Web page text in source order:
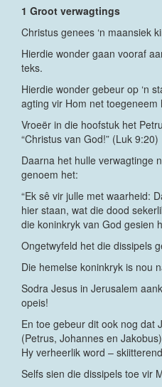
1 Groot verwagtings
Christus genees ‘n maansiek
Hierdie wonder gaan vooraf
teks.
Hierdie wonder gebeur op ‘n
agting vir Hom net toegeneem
Vroeër in die hoofstuk het
“Christus van God!” (Luk 9:20)
Daarna het hulle verwagtinge
genoem het:
“Ek sê vir julle met waarheid:
hier staan, wat die dood
die koninkryk van God gesien
Ongetwyfeld het die dissipels
Die hemelse koninkryk is nou
Sodra Jesus in Jerusalem
opeis!
En toe gebeur dit ook nog dat
(Petrus, Johannes en
Hy verheerlik word –
Selfs sien die dissipels toe vir